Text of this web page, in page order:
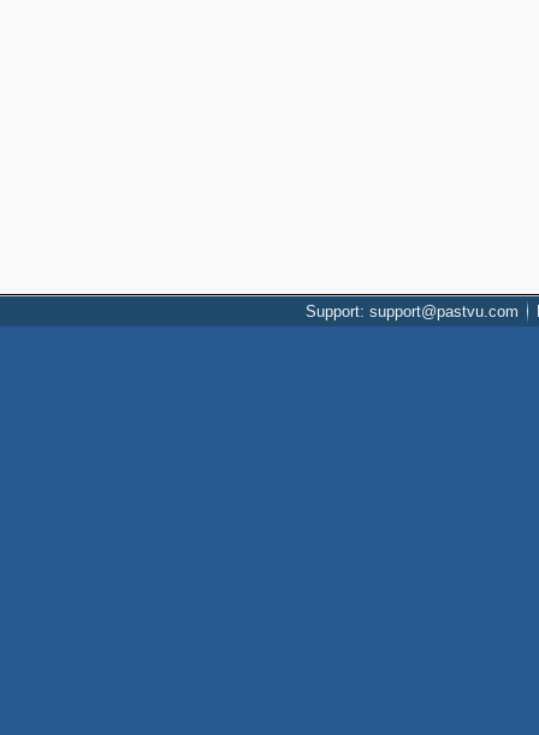
Support: support@pastvu.com